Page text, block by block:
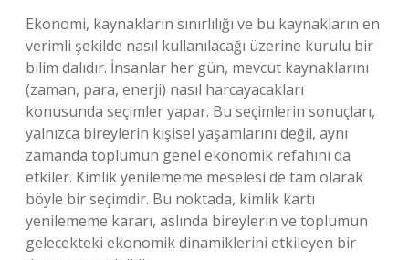
Ekonomi, kaynakların sınırlılığı ve bu kaynakların en
verimli şekilde nasıl kullanılacağı üzerine kurulu bir
bilim dalıdır. İnsanlar her gün, mevcut kaynaklarını
(zaman, para, enerji) nasıl harcayacakları
konusunda seçimler yapar. Bu seçimlerin sonuçları,
yalnızca bireylerin kişisel yaşamlarını değil, aynı
zamanda toplumun genel ekonomik refahını da
etkiler. Kimlik yenilememe meselesi de tam olarak
böyle bir seçimdir. Bu noktada, kimlik kartı
yenilememe kararı, aslında bireylerin ve toplumun
gelecekteki ekonomik dinamiklerini etkileyen bir